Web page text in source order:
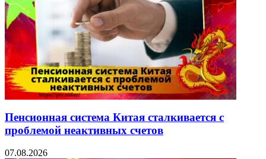
Пенсионная система Китая сталкивается с
проблемой неактивных счетов
07.08.2026